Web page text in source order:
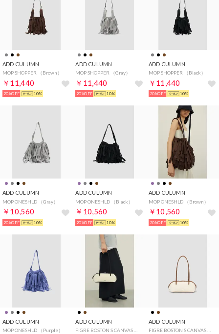
ADD CULUMN
MOP SHOPPER （Brown）
￥11,440
20%OFF 10%
ADD CULUMN
MOP SHOPPER （Gray）
￥11,440
20%OFF 10%
ADD CULUMN
MOP SHOPPER （Black）
￥11,440
20%OFF 10%
ADD CULUMN
MOP ONESHLD （Gray）
￥10,560
20%OFF 10%
ADD CULUMN
MOP ONESHLD （Black）
￥10,560
20%OFF 10%
ADD CULUMN
MOP ONESHLD （Brown）
￥10,560
20%OFF 10%
ADD CULUMN
MOP ONESHLD （Purple）
ADD CULUMN ADD CULUMN